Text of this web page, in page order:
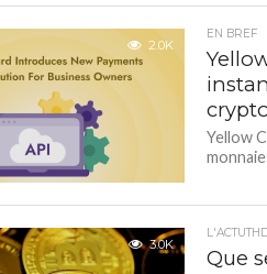
2.0K
EN BREF
Yellow
3.0K
Que